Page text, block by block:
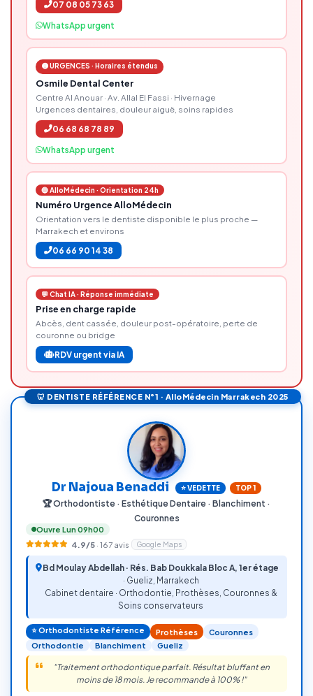
07 08 05 73 63
WhatsApp urgent
🟡 URGENCES · Horaires étendus
Osmile Dental Center
Centre Al Anouar · Av. Allal El Fassi · Hivernage
Urgences dentaires, douleur aiguë, soins rapides
06 68 68 78 89
WhatsApp urgent
🔵 AlloMédecin · Orientation 24h
Numéro Urgence AlloMédecin
Orientation vers le dentiste disponible le plus proche —
Marrakech et environs
06 66 90 14 38
💬 Chat IA · Réponse immédiate
Prise en charge rapide
Abcès, dent cassée, douleur post-opératoire, perte de
couronne ou bridge
RDV urgent via IA
🦷 DENTISTE RÉFÉRENCE N°1 · AlloMédecin Marrakech 2025
Dr Najoua Benaddi ⭐ VEDETTE TOP 1
🏆 Orthodontiste · Esthétique Dentaire · Blanchiment ·
Couronnes
Ouvre Lun 09h00
4.9/5 · 167 avis Google Maps
Bd Moulay Abdellah · Rés. Bab Doukkala Bloc A, 1er étage
· Gueliz, Marrakech
Cabinet dentaire · Orthodontie, Prothèses, Couronnes &
Soins conservateurs
⭐ Orthodontiste Référence Prothèses
Couronnes
Orthodontie
Blanchiment Gueliz
"Traitement orthodontique parfait. Résultat bluffant en
moins de 18 mois. Je recommande à 100% !"